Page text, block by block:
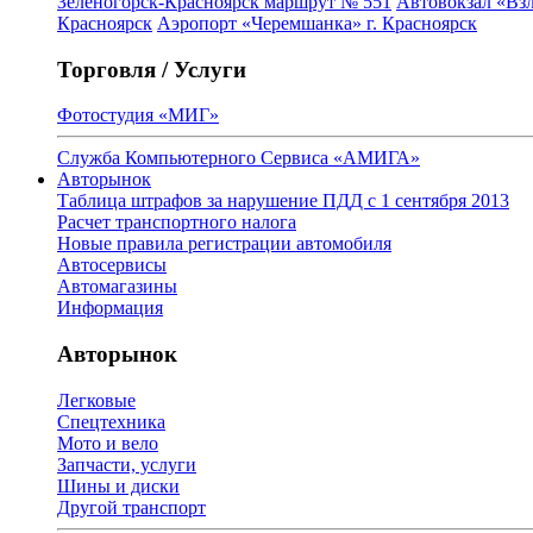
Красноярск Аэропорт «Черемшанка» г. Красноярск
Торговля / Услуги
Фотостудия «МИГ»
Служба Компьютерного Сервиса «АМИГА»
Авторынок
Таблица штрафов за нарушение ПДД с 1 сентября 2013
Расчет транспортного налога
Новые правила регистрации автомобиля
Автосервисы
Автомагазины
Информация
Авторынок
Легковые
Спецтехника
Мото и вело
Запчасти, услуги
Шины и диски
Другой транспорт